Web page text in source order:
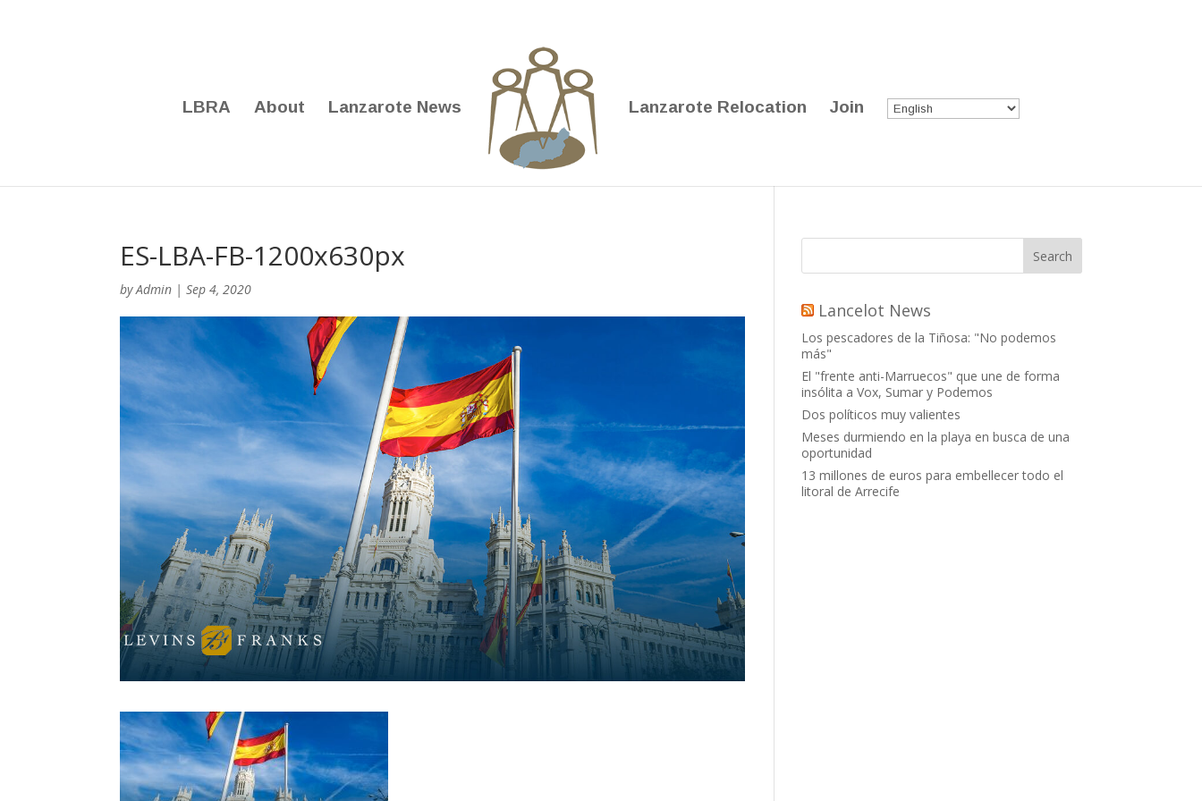
LBRA About Lanzarote News Lanzarote Relocation Join
ES-LBA-FB-1200x630px
byAdmin |Sep 4, 2020
Lancelot News
Los pescadores de la Tiñosa: "No podemos
más"
El "frente anti-Marruecos" que une de forma
insólita a Vox, Sumar y Podemos
Dos políticos muy valientes
Meses durmiendo en la playa en busca de una
oportunidad
13 millones de euros para embellecer todo el
litoral de Arrecife